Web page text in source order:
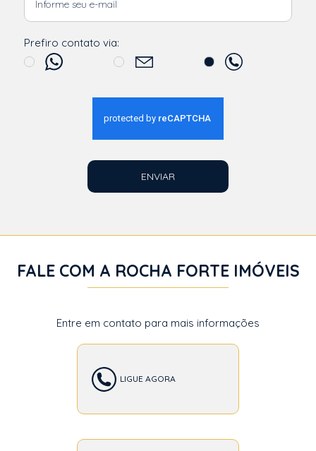
Prefiro contato via:
ENVIAR
FALE COM A ROCHA FORTE IMÓVEIS
Entre em contato para mais informações
LIGUE AGORA